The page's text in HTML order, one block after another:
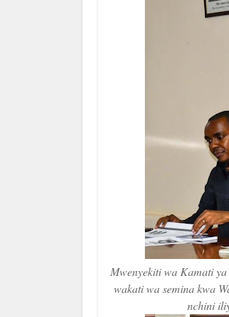
Mwenyekiti wa Kamati
wakati wa semina kwa
nchini